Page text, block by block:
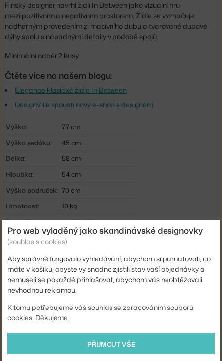
Finský designér navrhl židli In Between jako vizuální hru
mezi pozitivním a negativním prostorem. Židle se vyznačuje
nádherným provedením z masivního dubu a tvarované dubové
dýhy spolu s nápadnými detaily v podobě spojů.
Minimální odběr 2 kusy.
Čtěte více na našem blogu:
Elegance klasické židle In Between
DesignVille spouští nový e-shop s designem
Výška:
77 cm
Výška sedáku:
45 cm
Délka:
58 cm
Hloubka:
54 cm
Výška područek: 70 cm
Hmotnost:
10 kg
Područky:
s područkami
Barva:
světlé dřevo
Stohovatelné:
ne
Sedák:
dřevo
Info k produktu:
Minimální odběr 2 kusy.
Kód produktu
AND-134333
5705385003701
Pro web vyladěný jako skandinávské designovky
(souhlas s cookies)
Aby správně fungovalo vyhledávání, abychom si pamatovali, co
máte v košíku, abyste vy snadno zjistili stav vaší objednávky a
nemuseli se pokaždé přihlašovat, abychom vás neobtěžovali
nevhodnou reklamou.
K tomu potřebujeme váš souhlas se zpracováním souborů
cookies. Děkujeme.
PŘIJMOUT VŠE